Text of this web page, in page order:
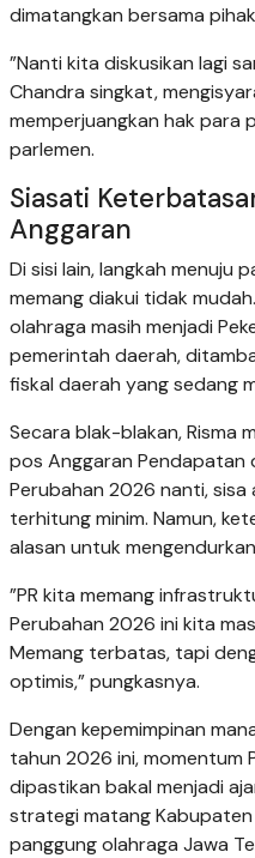
dimatangkan bersama
​”Nanti kita diskusikan lagi
Chandra singkat,
memperjuangkan hak para
parlemen.
​Siasati
Anggaran
​Di sisi lain, langkah menuju
memang diakui tidak
olahraga masih menjadi
pemerintah daerah,
fiskal daerah yang sedang
​Secara blak-blakan, Risma
pos Anggaran Pendapatan
Perubahan 2026 nanti,
terhitung minim. Namun,
alasan untuk
​”PR kita memang
Perubahan 2026 ini kita
Memang terbatas, tapi
optimis,” pungkasnya.
​Dengan kepemimpinan
tahun 2026 ini,
dipastikan bakal menjadi
strategi matang
panggung olahraga Jawa